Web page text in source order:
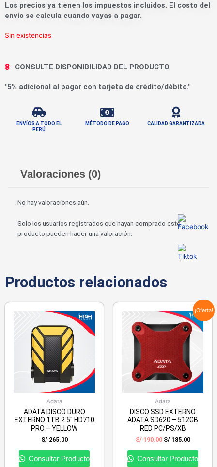
Los precios ya tienen los impuestos incluidos. El costo del
envío se calcula cuando vayas a pagar.
Sin existencias
CONSULTE DISPONIBILIDAD DEL PRODUCTO
"5% adicional al pagar con tarjeta de crédito/débito."
ENVÍOS A TODO EL
PERÚ
MÉTODO DE PAGO CALIDAD GARANTIZADA
Valoraciones (0)
No hay valoraciones aún.
Solo los usuarios registrados que hayan comprado este
producto pueden hacer una valoración.
Productos relacionados
Adata
ADATA DISCO DURO
EXTERNO 1TB 2.5″ HD710
PRO – YELLOW
S/265.00
Consultar Producto
¡Oferta!
Adata
DISCO SSD EXTERNO
ADATA SD620 – 512GB
RED PC/PS/XB
S/190.00 S/185.00
Consultar Producto